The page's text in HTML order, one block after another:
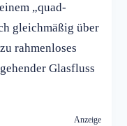
„quad-
gleichmäßig über
rahmenloses
Glasfluss
Anzeige